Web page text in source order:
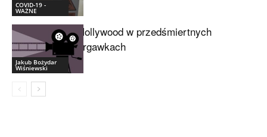
COVID-19 -
WAŻNE
Jakub Bożydar
Wiśniewski
Hollywood w przedśmiertnych
drgawkach